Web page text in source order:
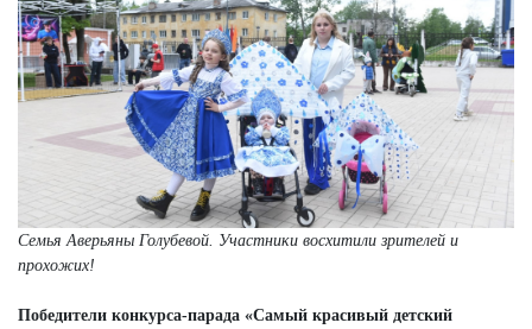
Семья Аверьяны Голубевой. Участники восхитили зрителей и
прохожих!
Победители конкурса-парада «Самый красивый детский